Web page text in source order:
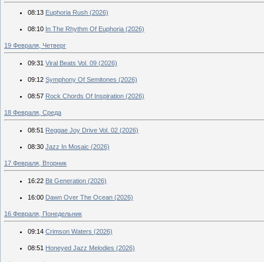
08:13 Euphoria Rush (2026)
08:10 In The Rhythm Of Euphoria (2026)
19 Февраля, Четверг
09:31 Viral Beats Vol. 09 (2026)
09:12 Symphony Of Semitones (2026)
08:57 Rock Chords Of Inspiration (2026)
18 Февраля, Среда
08:51 Reggae Joy Drive Vol. 02 (2026)
08:30 Jazz In Mosaic (2026)
17 Февраля, Вторник
16:22 Bit Generation (2026)
16:00 Dawn Over The Ocean (2026)
16 Февраля, Понедельник
09:14 Crimson Waters (2026)
08:51 Honeyed Jazz Melodies (2026)